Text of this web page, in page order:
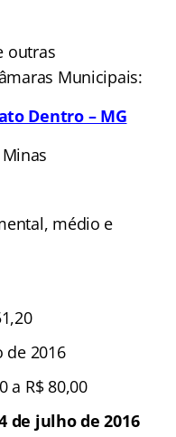
outras
Municipais:
Dentro – MG
Minas
médio e
de 2016
a R$ 80,00
de julho de 2016